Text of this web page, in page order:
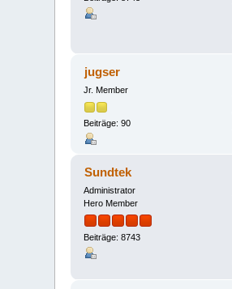
jugser
Jr. Member
Beiträge: 90
Sundtek
Administrator
Hero Member
Beiträge: 8743